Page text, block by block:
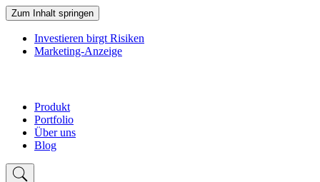
Zum Inhalt springen
Investieren birgt Risiken
Marketing-Anzeige
Produkt
Portfolio
Über uns
Blog